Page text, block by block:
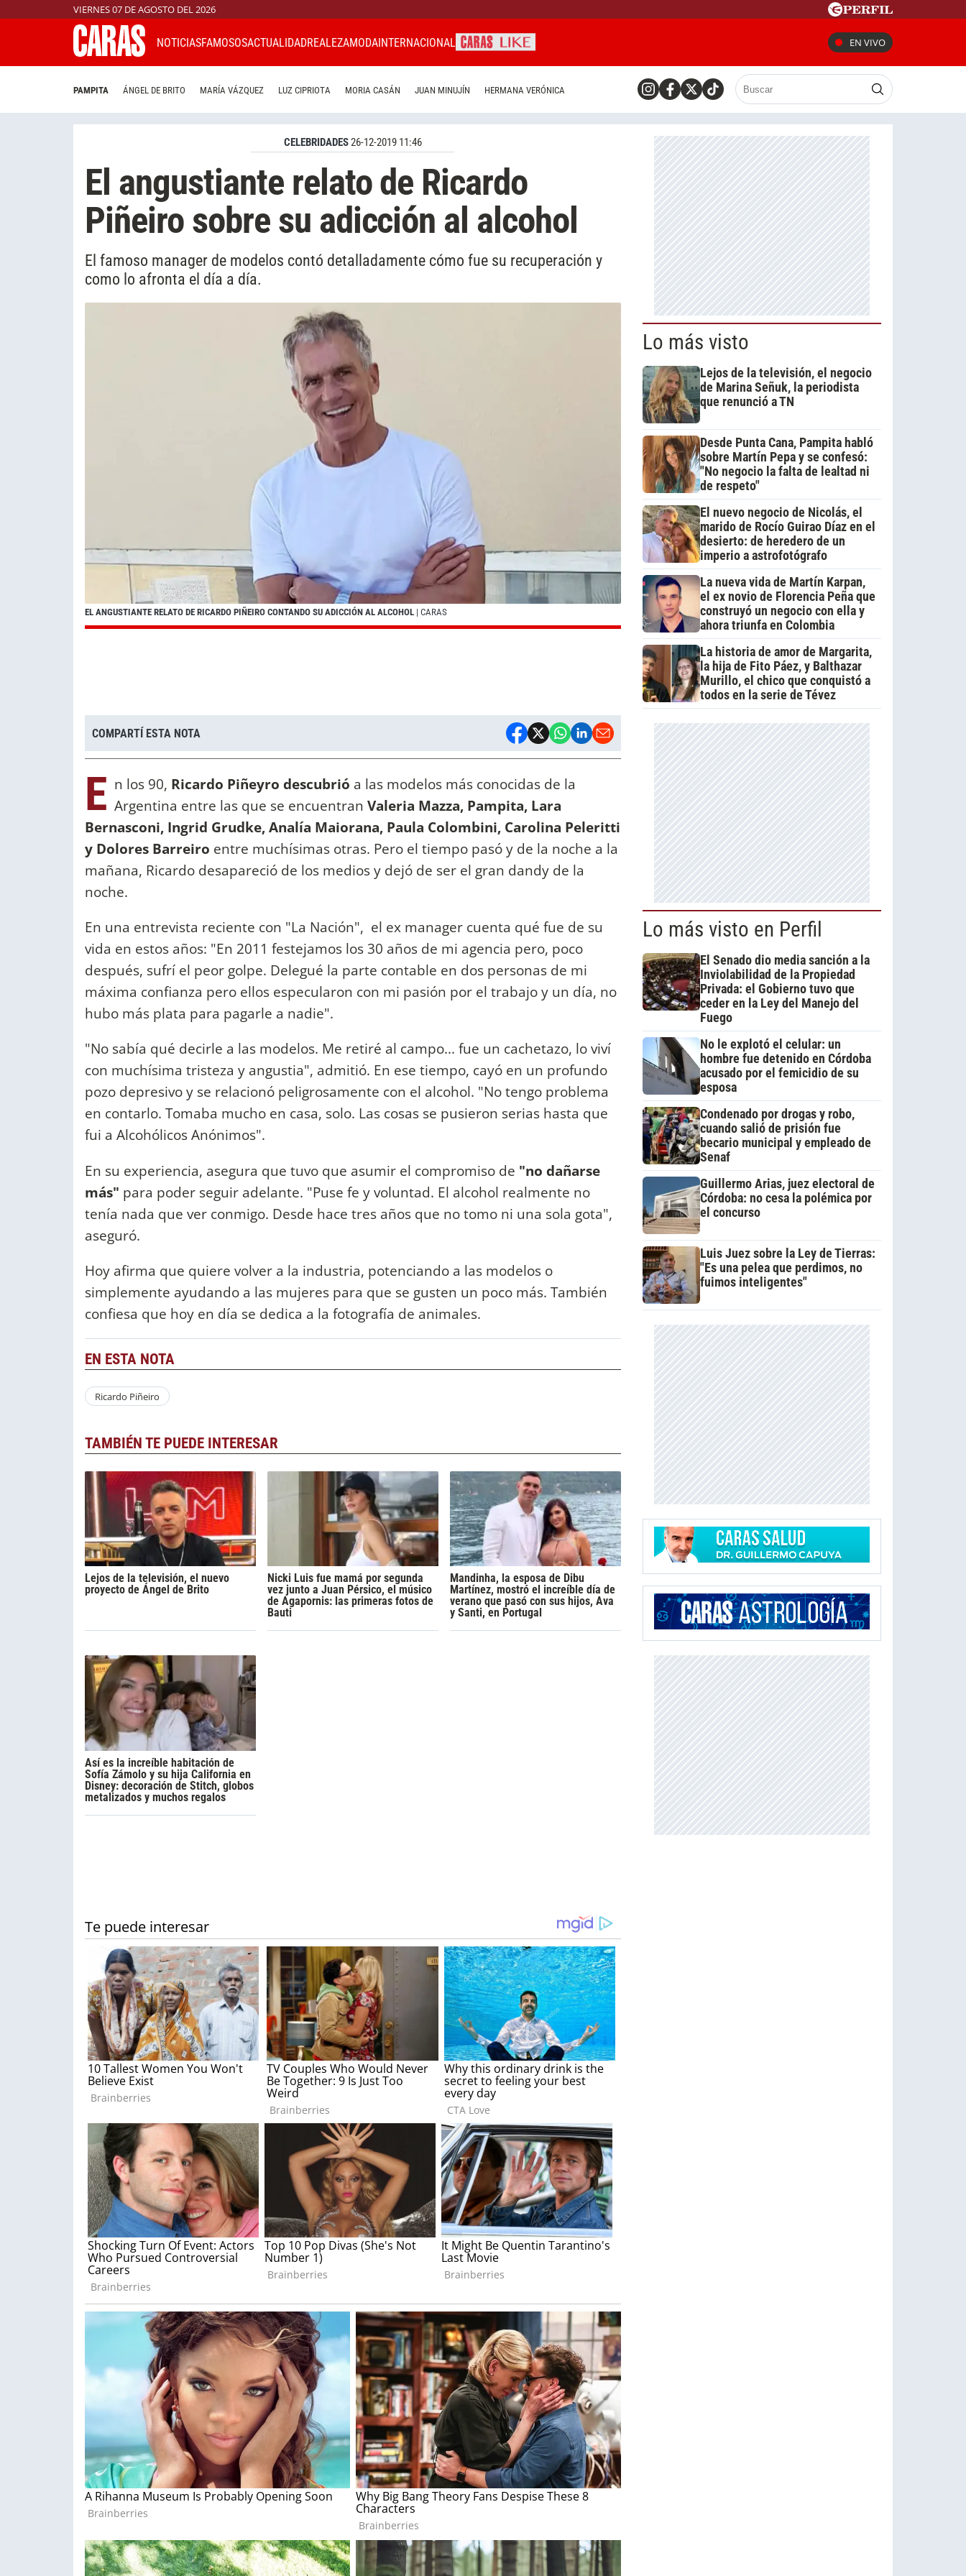
VIERNES 07 DE AGOSTO DEL 2026
NOTICIASFAMOSOSACTUALIDADREALEZAMODAINTERNACIONAL EN VIVO
PAMPITA ÁNGEL DE BRITO MARÍA VÁZQUEZ LUZ CIPRIOTA MORIA CASÁN JUAN MINUJÍN HERMANA VERÓNICA
CELEBRIDADES26-12-2019 11:46
El angustiante relato de Ricardo
Piñeiro sobre su adicción al alcohol
El famoso manager de modelos contó detalladamente cómo fue su recuperación y
como lo afronta el día a día.
EL ANGUSTIANTE RELATO DE RICARDO PIÑEIRO CONTANDO SU ADICCIÓN AL ALCOHOL | CARAS
COMPARTÍ ESTA NOTA
E n los 90, Ricardo Piñeyro descubrió a las modelos más conocidas de la
Argentina entre las que se encuentran Valeria Mazza, Pampita, Lara
Bernasconi, Ingrid Grudke, Analía Maiorana, Paula Colombini, Carolina Peleritti
y Dolores Barreiro entre muchísimas otras. Pero el tiempo pasó y de la noche a la
mañana, Ricardo desapareció de los medios y dejó de ser el gran dandy de la
noche.
En una entrevista reciente con "La Nación", el ex manager cuenta qué fue de su
vida en estos años: "En 2011 festejamos los 30 años de mi agencia pero, poco
después, sufrí el peor golpe. Delegué la parte contable en dos personas de mi
máxima confianza pero ellos especularon con mi pasión por el trabajo y un día, no
hubo más plata para pagarle a nadie".
"No sabía qué decirle a las modelos. Me retiré al campo... fue un cachetazo, lo viví
con muchísima tristeza y angustia", admitió. En ese tiempo, cayó en un profundo
pozo depresivo y se relacionó peligrosamente con el alcohol. "No tengo problema
en contarlo. Tomaba mucho en casa, solo. Las cosas se pusieron serias hasta que
fui a Alcohólicos Anónimos".
En su experiencia, asegura que tuvo que asumir el compromiso de "no dañarse
más" para poder seguir adelante. "Puse fe y voluntad. El alcohol realmente no
tenía nada que ver conmigo. Desde hace tres años que no tomo ni una sola gota",
aseguró.
Hoy afirma que quiere volver a la industria, potenciando a las modelos o
simplemente ayudando a las mujeres para que se gusten un poco más. También
confiesa que hoy en día se dedica a la fotografía de animales.
EN ESTA NOTA
Ricardo Piñeiro
TAMBIÉN TE PUEDE INTERESAR
Lejos de la televisión, el nuevo
proyecto de Ángel de Brito
Nicki Luis fue mamá por segunda
vez junto a Juan Pérsico, el músico
de Agapornis: las primeras fotos de
Bauti
Mandinha, la esposa de Dibu
Martínez, mostró el increíble día de
verano que pasó con sus hijos, Ava
y Santi, en Portugal
Así es la increíble habitación de
Sofía Zámolo y su hija California en
Disney: decoración de Stitch, globos
metalizados y muchos regalos
Lo más visto
Lejos de la televisión, el negocio
de Marina Señuk, la periodista
que renunció a TN
Desde Punta Cana, Pampita habló
sobre Martín Pepa y se confesó:
"No negocio la falta de lealtad ni
de respeto"
El nuevo negocio de Nicolás, el
marido de Rocío Guirao Díaz en el
desierto: de heredero de un
imperio a astrofotógrafo
La nueva vida de Martín Karpan,
el ex novio de Florencia Peña que
construyó un negocio con ella y
ahora triunfa en Colombia
La historia de amor de Margarita,
la hija de Fito Páez, y Balthazar
Murillo, el chico que conquistó a
todos en la serie de Tévez
Lo más visto en Perfil
El Senado dio media sanción a la
Inviolabilidad de la Propiedad
Privada: el Gobierno tuvo que
ceder en la Ley del Manejo del
Fuego
No le explotó el celular: un
hombre fue detenido en Córdoba
acusado por el femicidio de su
esposa
Condenado por drogas y robo,
cuando salió de prisión fue
becario municipal y empleado de
Senaf
Guillermo Arias, juez electoral de
Córdoba: no cesa la polémica por
el concurso
Luis Juez sobre la Ley de Tierras:
"Es una pelea que perdimos, no
fuimos inteligentes"